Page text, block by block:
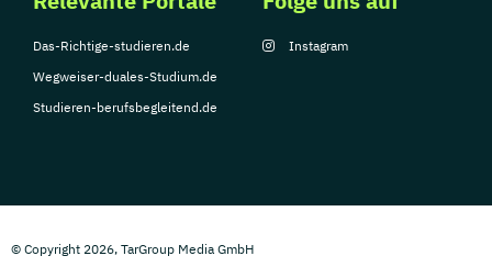
Das-Richtige-studieren.de
Wegweiser-duales-Studium.de
Studieren-berufsbegleitend.de
Instagram
© Copyright 2026, TarGroup Media GmbH